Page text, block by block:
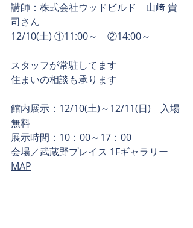
講師：株式会社ウッドビルド　山﨑 貴
司さん
12/10(土) ①11:00～　②14:00～
スタッフが常駐してます
住まいの相談も承ります
館内展示：12/10(土)～12/11(日)　入場
無料
展示時間：10：00～17：00
会場／武蔵野プレイス 1Fギャラリー
MAP